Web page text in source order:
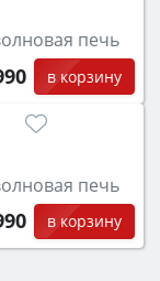
печь
в корзину
печь
в корзину